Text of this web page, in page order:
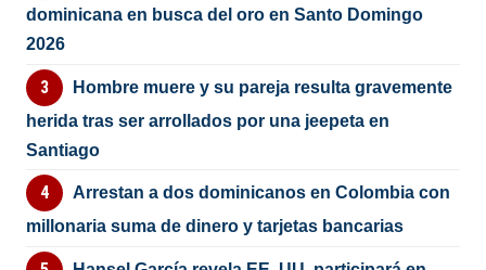
dominicana en busca del oro en Santo Domingo
2026
Hombre muere y su pareja resulta gravemente
herida tras ser arrollados por una jeepeta en
Santiago
Arrestan a dos dominicanos en Colombia con
millonaria suma de dinero y tarjetas bancarias